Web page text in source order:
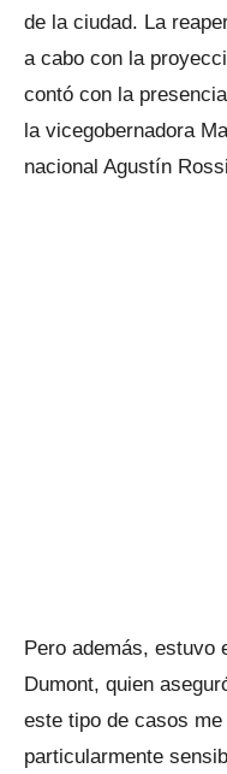
de la ciudad. La
a cabo con la
contó con la
la vicegobernadora
nacional Agustín
Pero además, estuvo
Dumont, quien
este tipo de casos
particularmente